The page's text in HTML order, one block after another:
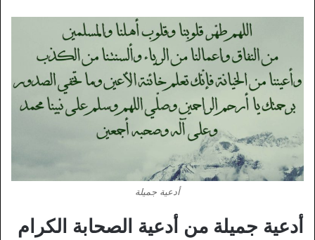
أدعية جميلة
أدعية جميلة من أدعية الصحابة الكرام